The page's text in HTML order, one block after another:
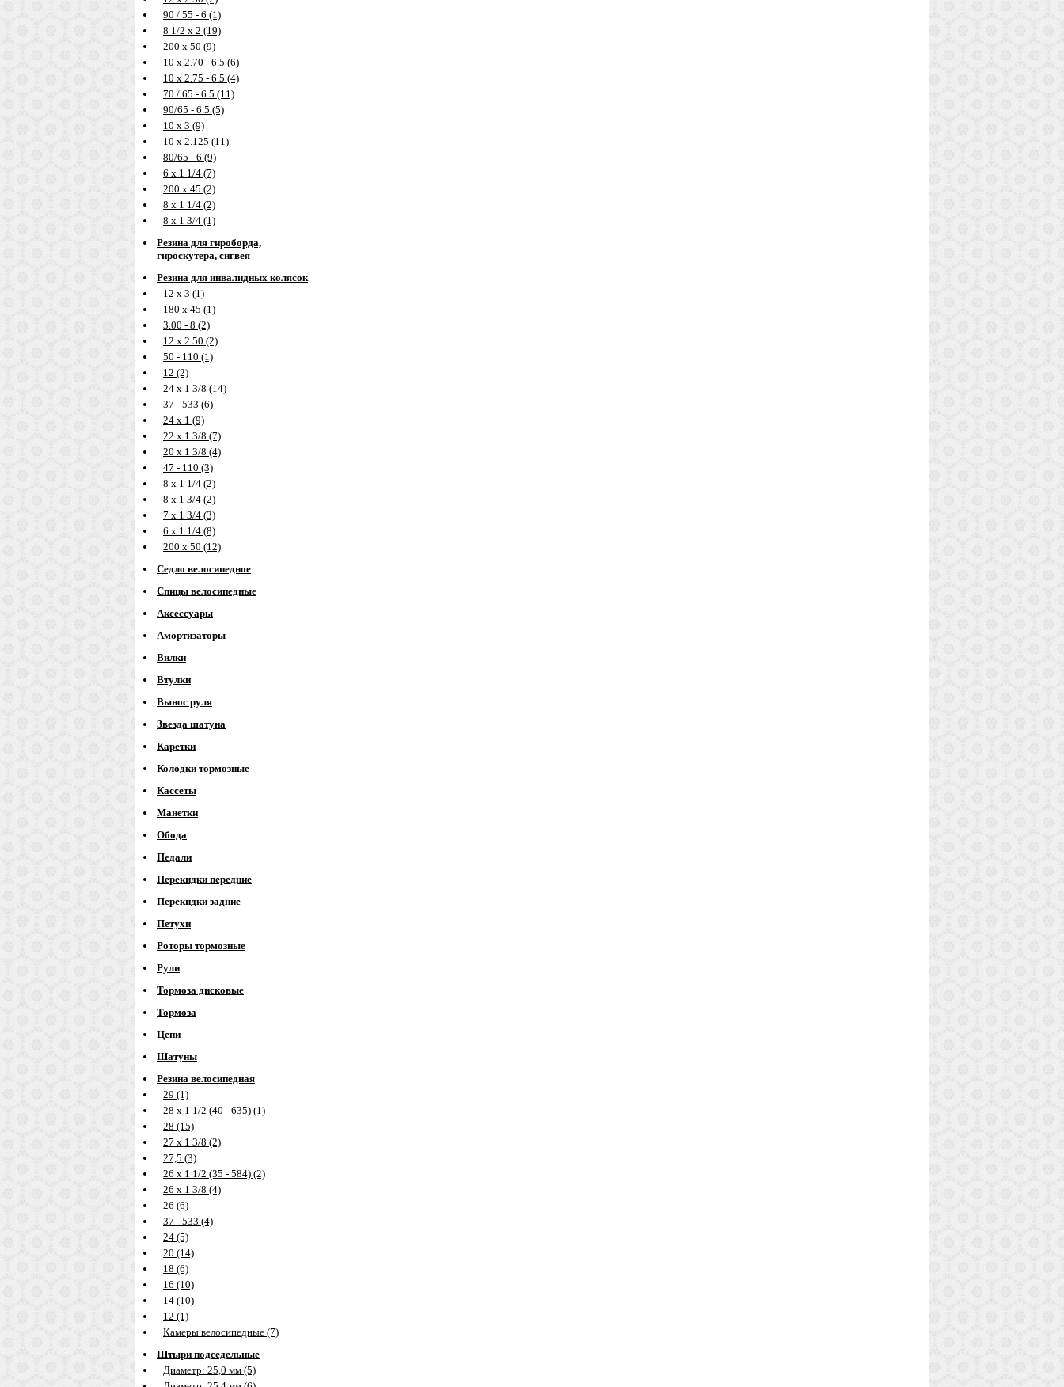
90 / 55 - 6 (1)
8 1/2 х 2 (19)
200 х 50 (9)
10 х 2.70 - 6.5 (6)
10 х 2.75 - 6.5 (4)
70 / 65 - 6.5 (11)
90/65 - 6.5 (5)
10 х 3 (9)
10 х 2.125 (11)
80/65 - 6 (9)
6 х 1 1/4 (7)
200 х 45 (2)
8 х 1 1/4 (2)
8 х 1 3/4 (1)
Резина для гироборда,
гироскутера, сигвея
Резина для инвалидных колясок
12 х 3 (1)
180 х 45 (1)
3.00 - 8 (2)
12 х 2.50 (2)
50 - 110 (1)
12 (2)
24 х 1 3/8 (14)
37 - 533 (6)
24 х 1 (9)
22 х 1 3/8 (7)
20 х 1 3/8 (4)
47 - 110 (3)
8 х 1 1/4 (2)
8 х 1 3/4 (2)
7 х 1 3/4 (3)
6 х 1 1/4 (8)
200 х 50 (12)
Седло велосипедное
Спицы велосипедные
Аксессуары
Амортизаторы
Вилки
Втулки
Вынос руля
Звезда шатуна
Каретки
Колодки тормозные
Кассеты
Манетки
Обода
Педали
Перекидки передние
Перекидки задние
Петухи
Роторы тормозные
Рули
Тормоза дисковые
Тормоза
Цепи
Шатуны
Резина велосипедная
29 (1)
28 х 1 1/2 (40 - 635) (1)
28 (15)
27 х 1 3/8 (2)
27,5 (3)
26 х 1 1/2 (35 - 584) (2)
26 х 1 3/8 (4)
26 (6)
37 - 533 (4)
24 (5)
20 (14)
18 (6)
16 (10)
14 (10)
12 (1)
Камеры велосипедные (7)
Штыри подседельные
Диаметр: 25,0 мм (5)